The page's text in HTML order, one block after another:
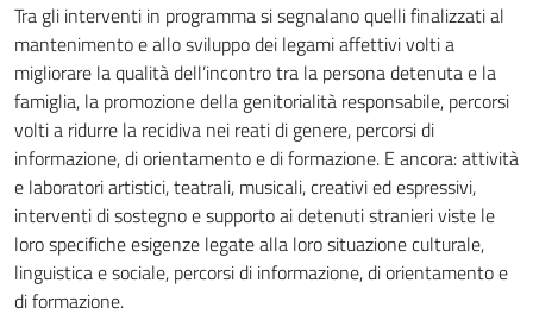
Tra gli interventi in programma si segnalano quelli finalizzati al
mantenimento e allo sviluppo dei legami affettivi volti a
migliorare la qualità dell’incontro tra la persona detenuta e la
famiglia, la promozione della genitorialità responsabile, percorsi
volti a ridurre la recidiva nei reati di genere, percorsi di
informazione, di orientamento e di formazione. E ancora: attività
e laboratori artistici, teatrali, musicali, creativi ed espressivi,
interventi di sostegno e supporto ai detenuti stranieri viste le
loro specifiche esigenze legate alla loro situazione culturale,
linguistica e sociale, percorsi di informazione, di orientamento e
di formazione.